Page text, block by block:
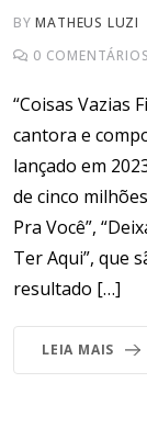
BYMATHEUS LUZI
0 COMENTÁRIOS
“Coisas Vazias
cantora e
lançado em
de cinco
Pra Você”,
Ter Aqui”, que
resultado […]
LEIA MAIS